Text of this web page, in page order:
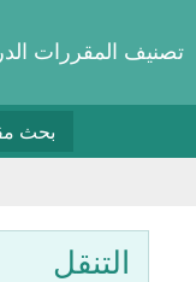
تصنيف المقررات
التنقل